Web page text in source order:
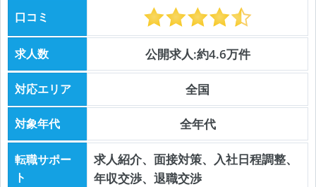
口コミ
求人数 公開求人:約4.6万件
対応エリア 全国
対象年代 全年代
転職サポー
ト
求人紹介、面接対策、入社日程調整、
年収交渉、退職交渉